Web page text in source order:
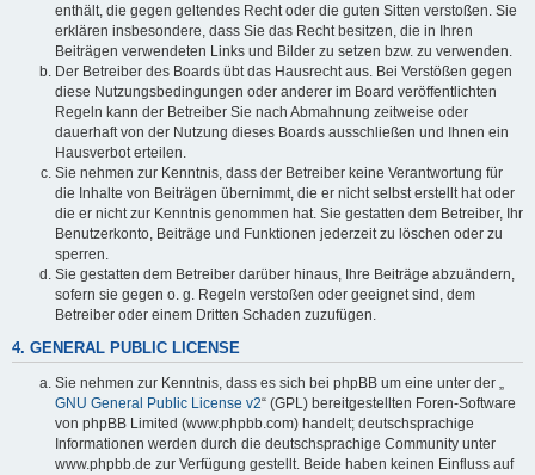
enthält, die gegen geltendes Recht oder die guten Sitten verstoßen. Sie
erklären insbesondere, dass Sie das Recht besitzen, die in Ihren
Beiträgen verwendeten Links und Bilder zu setzen bzw. zu verwenden.
Der Betreiber des Boards übt das Hausrecht aus. Bei Verstößen gegen
diese Nutzungsbedingungen oder anderer im Board veröffentlichten
Regeln kann der Betreiber Sie nach Abmahnung zeitweise oder
dauerhaft von der Nutzung dieses Boards ausschließen und Ihnen ein
Hausverbot erteilen.
Sie nehmen zur Kenntnis, dass der Betreiber keine Verantwortung für
die Inhalte von Beiträgen übernimmt, die er nicht selbst erstellt hat oder
die er nicht zur Kenntnis genommen hat. Sie gestatten dem Betreiber, Ihr
Benutzerkonto, Beiträge und Funktionen jederzeit zu löschen oder zu
sperren.
Sie gestatten dem Betreiber darüber hinaus, Ihre Beiträge abzuändern,
sofern sie gegen o. g. Regeln verstoßen oder geeignet sind, dem
Betreiber oder einem Dritten Schaden zuzufügen.
4. GENERAL PUBLIC LICENSE
Sie nehmen zur Kenntnis, dass es sich bei phpBB um eine unter der „
GNU General Public License v2“ (GPL) bereitgestellten Foren-Software
von phpBB Limited (www.phpbb.com) handelt; deutschsprachige
Informationen werden durch die deutschsprachige Community unter
www.phpbb.de zur Verfügung gestellt. Beide haben keinen Einfluss auf